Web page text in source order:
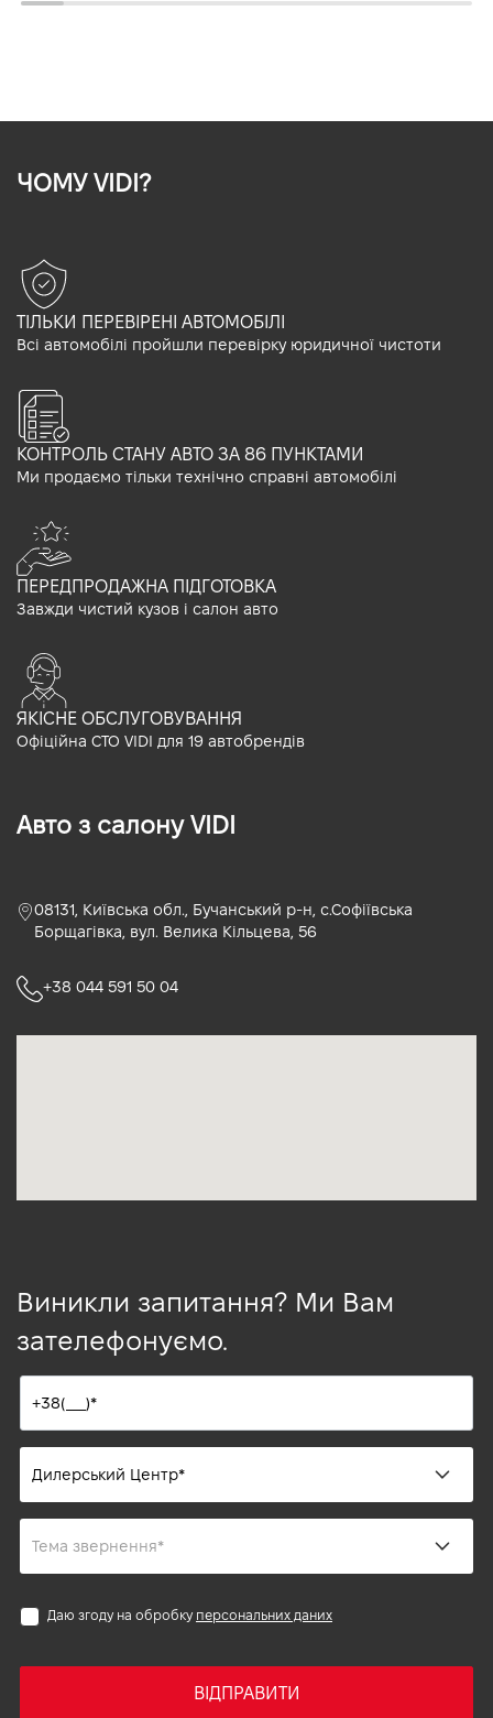
ЧОМУ VIDI?
ТІЛЬКИ ПЕРЕВІРЕНІ АВТОМОБІЛІ
Всі автомобілі пройшли перевірку юридичної чистоти
КОНТРОЛЬ СТАНУ АВТО ЗА 86 ПУНКТАМИ
Ми продаємо тільки технічно справні автомобілі
ПЕРЕДПРОДАЖНА ПІДГОТОВКА
Завжди чистий кузов і салон авто
ЯКІСНЕ ОБСЛУГОВУВАННЯ
Офіційна СТО VIDI для 19 автобрендів
Авто з салону VIDI
08131, Київська обл., Бучанський р-н, с.Софіївська
Борщагівка, вул. Велика Кільцева, 56
+38 044 591 50 04
Виникли запитання? Ми Вам
зателефонуємо.
Даю згоду на обробку персональних даних
ВІДПРАВИТИ